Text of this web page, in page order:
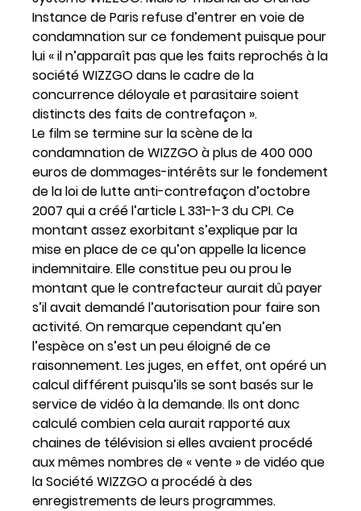
Instance de Paris refuse d’entrer en voie de
condamnation sur ce fondement puisque pour
lui « il n’apparaît pas que les faits reprochés à la
société WIZZGO dans le cadre de la
concurrence déloyale et parasitaire soient
distincts des faits de contrefaçon ».
Le film se termine sur la scène de la
condamnation de WIZZGO à plus de 400 000
euros de dommages-intérêts sur le fondement
de la loi de lutte anti-contrefaçon d’octobre
2007 qui a créé l’article L 331-1-3 du CPI. Ce
montant assez exorbitant s’explique par la
mise en place de ce qu’on appelle la licence
indemnitaire. Elle constitue peu ou prou le
montant que le contrefacteur aurait dû payer
s’il avait demandé l’autorisation pour faire son
activité. On remarque cependant qu’en
l’espèce on s’est un peu éloigné de ce
raisonnement. Les juges, en effet, ont opéré un
calcul différent puisqu’ils se sont basés sur le
service de vidéo à la demande. Ils ont donc
calculé combien cela aurait rapporté aux
chaines de télévision si elles avaient procédé
aux mêmes nombres de « vente » de vidéo que
la Société WIZZGO a procédé à des
enregistrements de leurs programmes.